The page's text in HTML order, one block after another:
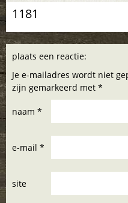
1181
plaats een reactie:
Je e-mailadres wordt niet
zijn gemarkeerd met *
naam *
e-mail *
site